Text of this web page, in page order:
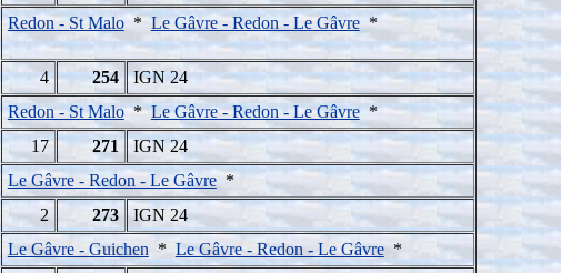
Redon - St Malo* Le Gâvre - Redon - Le Gâvre*
4 254
IGN 24
Redon - St Malo*Le Gâvre - Redon - Le Gâvre*
17 271
IGN 24
Le Gâvre - Redon - Le Gâvre*
2 273
IGN 24
Le Gâvre - Guichen * Le Gâvre - Redon - Le Gâvre*